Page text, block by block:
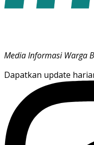
Media Informasi Warga
Dapatkan update